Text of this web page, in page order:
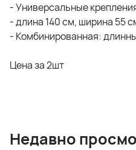
- Универсальные
- длина 140 см, ширина 55
- Комбинированная:
Цена за 2шт
Недавно